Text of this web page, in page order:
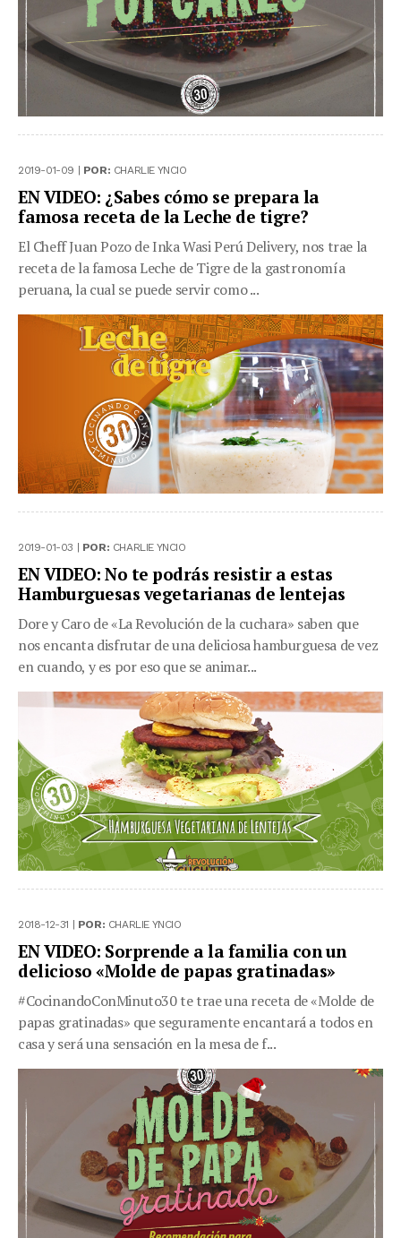
2019-01-09 | POR: CHARLIE YNCIO
EN VIDEO: ¿Sabes cómo se prepara la
famosa receta de la Leche de tigre?
El Cheff Juan Pozo de Inka Wasi Perú Delivery, nos trae la
receta de la famosa Leche de Tigre de la gastronomía
peruana, la cual se puede servir como ...
2019-01-03 | POR: CHARLIE YNCIO
EN VIDEO: No te podrás resistir a estas
Hamburguesas vegetarianas de lentejas
Dore y Caro de «La Revolución de la cuchara» saben que
nos encanta disfrutar de una deliciosa hamburguesa de vez
en cuando, y es por eso que se animar...
2018-12-31 | POR: CHARLIE YNCIO
EN VIDEO: Sorprende a la familia con un
delicioso «Molde de papas gratinadas»
#CocinandoConMinuto30 te trae una receta de «Molde de
papas gratinadas» que seguramente encantará a todos en
casa y será una sensación en la mesa de f...